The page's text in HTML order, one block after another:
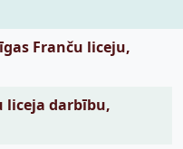
Franču liceju,
liceja darbību,